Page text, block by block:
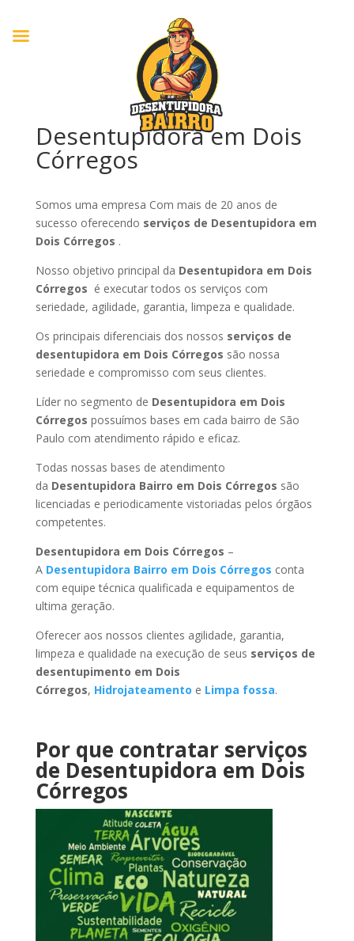
Desentupidora em Dois
Córregos
Somos uma empresa Com mais de 20 anos de
sucesso oferecendo serviços de Desentupidora em
Dois Córregos .
Nosso objetivo principal da Desentupidora em Dois
Córregos é executar todos os serviços com
seriedade, agilidade, garantia, limpeza e qualidade.
Os principais diferenciais dos nossos serviços de
desentupidora em Dois Córregos são nossa
seriedade e compromisso com seus clientes.
Líder no segmento de Desentupidora em Dois
Córregos possuímos bases em cada bairro de São
Paulo com atendimento rápido e eficaz.
Todas nossas bases de atendimento
da Desentupidora Bairro em Dois Córregos são
licenciadas e periodicamente vistoriadas pelos órgãos
competentes.
Desentupidora em Dois Córregos –
A Desentupidora Bairro em Dois Córregos conta
com equipe técnica qualificada e equipamentos de
ultima geração.
Oferecer aos nossos clientes agilidade, garantia,
limpeza e qualidade na execução de seus serviços de
desentupimento em Dois
Córregos, Hidrojateamento e Limpa fossa.
Por que contratar serviços
de Desentupidora em Dois
Córregos